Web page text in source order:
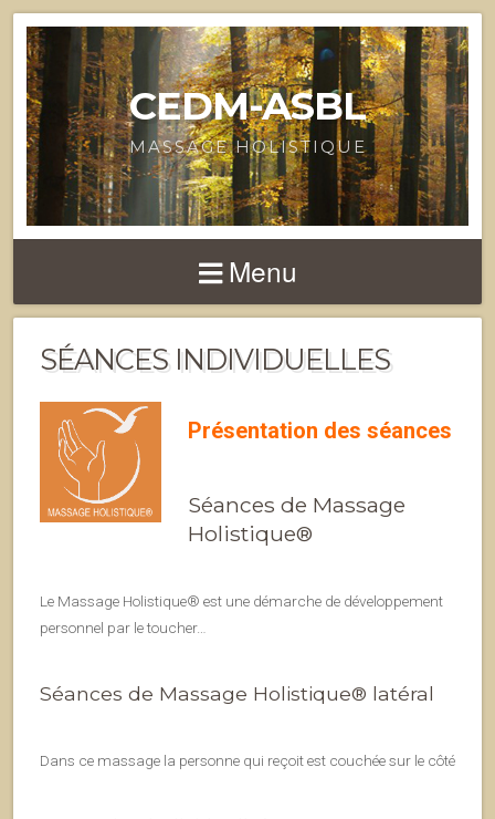
CEDM-ASBL
MASSAGE HOLISTIQUE
Menu
SÉANCES INDIVIDUELLES
Présentation des séances
Séances de Massage
Holistique®
Le Massage Holistique® est une démarche de développement
personnel par le toucher…
Séances de Massage Holistique® latéral
Dans ce massage la personne qui reçoit est couchée sur le côté